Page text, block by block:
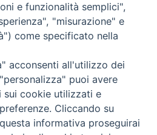
- 13
ore 9 - 13
WebMail
e funzionalità semplici",
"misurazione" e
come specificato nella
acconsenti all'utilizzo dei
puoi avere
sui cookie utilizzati e
Cliccando su
informativa proseguirai